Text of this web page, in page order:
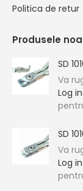
Politica de retur
Produsele
SD
Va
Log in
SD
Va
Log in